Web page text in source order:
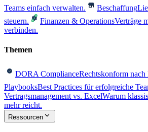
Teams einfach verwalten.
Beschaffung
steuern.
Finanzen & OperationsVerträge
verbinden.
Themen
DORA ComplianceRechtskonform
PlaybooksBest Practices für erfolgreiche
Vertragsmanagement vs. ExcelWarum
mehr reicht.
Ressourcen